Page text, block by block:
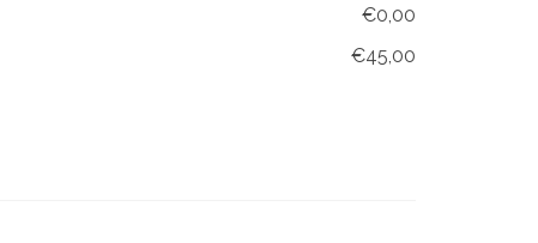
€0,00
€45,00